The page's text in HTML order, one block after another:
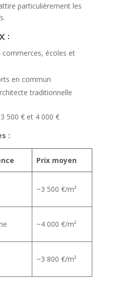
particulièrement les
:
écoles et
en commun
traditionnelle
500 € et 4 000 €
:
Prix moyen
~3 500 €/m²
~4 000 €/m²
~3 800 €/m²